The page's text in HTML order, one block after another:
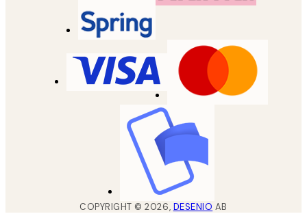
COPYRIGHT ©2026, DESENIO AB